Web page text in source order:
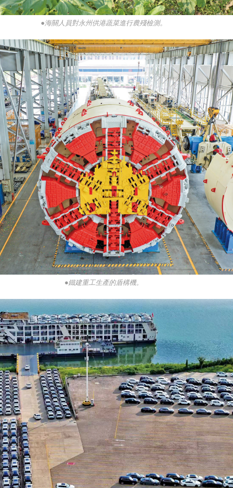
●海關人員對永州供港蔬菜進行農殘檢測。
●鐵建重工生產的盾構機。